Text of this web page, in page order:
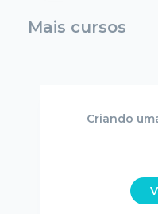
Mais cursos
Criando